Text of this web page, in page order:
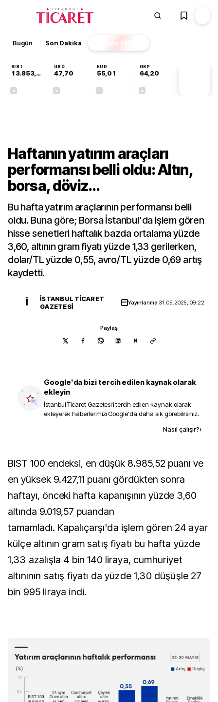
Bugün Son Dakika Finans EKSTRA
BIST
13.853,69
USD
47,70
EUR
55,01
GBP
64,20
Haftanın yatırım araçları
performansı belli oldu: Altın,
borsa, döviz...
Bu hafta yatırım araçlarının performansı belli
oldu. Buna göre; Borsa İstanbul'da işlem gören
hisse senetleri haftalık bazda ortalama yüzde
3,60, altının gram fiyatı yüzde 1,33 gerilerken,
dolar/TL yüzde 0,55, avro/TL yüzde 0,69 artış
kaydetti.
İ
İSTANBUL TICARET
GAZETESI
Yayınlanma 31.05.2025, 09:22
Paylaş
N
Google'da bizi tercih edilen kaynak olarak
ekleyin
İstanbul Ticaret Gazetesi'i tercih edilen kaynak olarak
ekleyerek haberlerimizi Google'da daha sık görebilirsiniz.
Nasıl çalışır?›
BIST 100 endeksi, en düşük 8.985,52 puanı ve
en yüksek 9.427,11 puanı gördükten sonra
haftayı, önceki hafta kapanışının yüzde 3,60
altında 9.019,57 puandan
tamamladı. Kapalıçarşı'da işlem gören 24 ayar
külçe altının gram satış fiyatı bu hafta yüzde
1,33 azalışla 4 bin 140 liraya, cumhuriyet
altınının satış fiyatı da yüzde 1,30 düşüşle 27
bin 995 liraya indi.